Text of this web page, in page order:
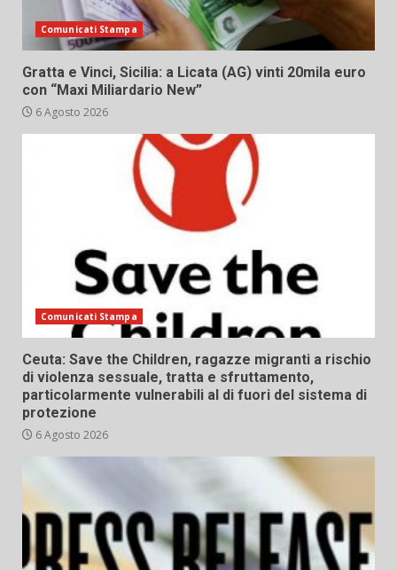
Comunicati Stampa
Gratta e Vinci, Sicilia: a Licata (AG) vinti 20mila euro
con “Maxi Miliardario New”
6 Agosto 2026
Comunicati Stampa
Ceuta: Save the Children, ragazze migranti a rischio
di violenza sessuale, tratta e sfruttamento,
particolarmente vulnerabili al di fuori del sistema di
protezione
6 Agosto 2026